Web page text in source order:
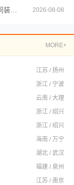
2026-08-08
MORE+
江苏 / 扬州
浙江 / 宁波
云南 / 大理
浙江 / 绍兴
浙江 / 绍兴
海南 / 万宁
湖北 / 武汉
福建 / 泉州
江苏 / 南京